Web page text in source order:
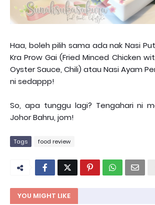
Haa, boleh pilih sama ada nak Nasi
Kra Prow Gai (Fried Minced Chicken
Oyster Sauce, Chili) atau Nasi Ayam
ni sedappp!
So, apa tunggu lagi? Tengahari ni
Johor Bahru, jom!
Tags food review
YOU MIGHT LIKE